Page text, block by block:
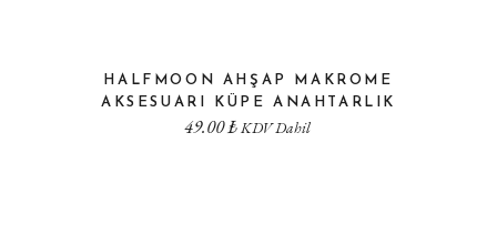
HALFMOON AHŞAP MAKROME
AKSESUARI KÜPE ANAHTARLIK
49.00₺KDV Dahil